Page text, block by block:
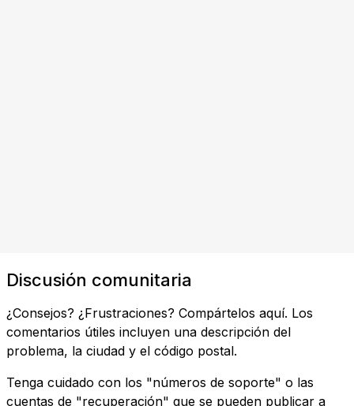
Discusión comunitaria
¿Consejos? ¿Frustraciones? Compártelos aquí. Los
comentarios útiles incluyen una descripción del
problema, la ciudad y el código postal.
Tenga cuidado con los "números de soporte" o las
cuentas de "recuperación" que se pueden publicar a